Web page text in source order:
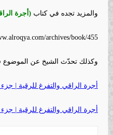
والمزيد تجده في كتاب (أجرة
archives/book/455
وكذلك تحدّث الشيخ عن
أجرة الراقي والتفرغ للرقية | جزء 1
أجرة الراقي والتفرغ للرقية | جزء 2